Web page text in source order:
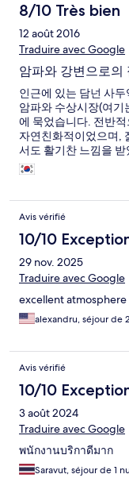
8/10 Très bien
12 août 2016
Traduire avec Google
암파와 강변으로의
인근에 있는 담넌 사
암파와 수상시장(여기
에 묵었습니다. 전반
자연친화적이었으며,
서도 활기찬 느낌을
당쪽이 암파와 수상시
때 방문하면 아주 좋을
경우 600바트) 이번 여
되었습니다. 호텔은 아
로 되어 있어서 옆 방
는 바람에 약간 불쾌한
들이 어느 정도 에티켓
산을 하더군요. 조식
는 게 좋습니다.
Avis vérifié
10/10
29 nov. 2025
Traduire avec Google
excellent
alexandru, séjour de
Avis vérifié
10/10
3 août 2024
Traduire avec Google
พนักงานบริกาดีมาก
Saravut, séjour de 1